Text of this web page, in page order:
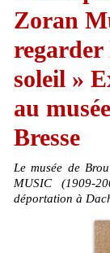
Zoran
regarder
soleil »
au
Bresse
Le musée de
MUSIC (1909-
déportation à